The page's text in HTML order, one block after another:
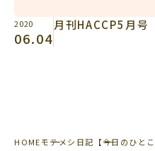
2020
06.04
月刊HACCP5月号
HOMEモテメシ日記 【今日のひと